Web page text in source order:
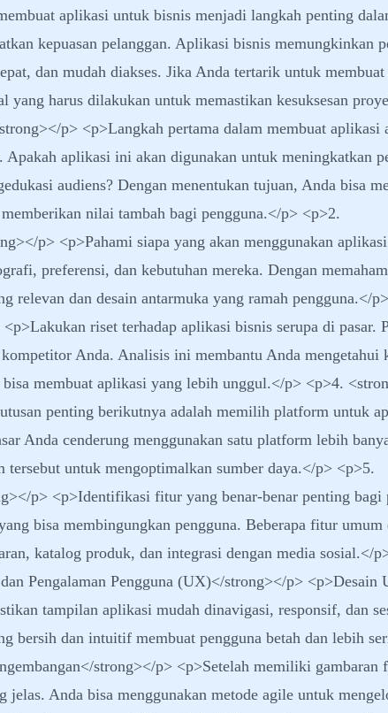
aplikasi untuk bisnis menjadi langkah penting
kepuasan pelanggan. Aplikasi bisnis memungkinkan
dan mudah diakses. Jika Anda tertarik untuk
yang harus dilakukan untuk memastikan kesuksesan
p> <p>Langkah pertama dalam membuat aplikasi
aplikasi ini akan digunakan untuk meningkatkan
audiens? Dengan menentukan tujuan, Anda bisa
nilai tambah bagi pengguna.</p> <p>2.
p> <p>Pahami siapa yang akan menggunakan
preferensi, dan kebutuhan mereka. Dengan
relevan dan desain antarmuka yang ramah pengguna.</
riset terhadap aplikasi bisnis serupa di pasar.
Anda. Analisis ini membantu Anda mengetahui
membuat aplikasi yang lebih unggul.</p> <p>4.
penting berikutnya adalah memilih platform untuk
Anda cenderung menggunakan satu platform lebih
untuk mengoptimalkan sumber daya.</p> <p>5.
p> <p>Identifikasi fitur yang benar-benar penting bagi
bisa membingungkan pengguna. Beberapa fitur umum
katalog produk, dan integrasi dengan media sosial.</
Pengalaman Pengguna (UX)</strong></p> <p>Desain
tampilan aplikasi mudah dinavigasi, responsif, dan
bersih dan intuitif membuat pengguna betah dan lebih
strong></p> <p>Setelah memiliki gambaran
jelas. Anda bisa menggunakan metode agile untuk